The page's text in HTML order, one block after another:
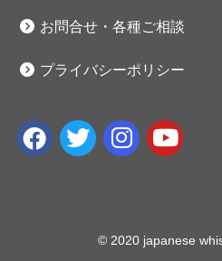
お問合せ・各種ご相談
プライバシーポリシー
© 2020 japanese